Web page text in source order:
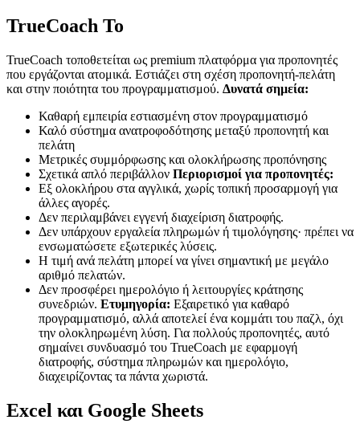
TrueCoach Το
TrueCoach τοποθετείται ως premium πλατφόρμα για προπονητές
που εργάζονται ατομικά. Εστιάζει στη σχέση προπονητή-πελάτη
και στην ποιότητα του προγραμματισμού. Δυνατά σημεία:
Καθαρή εμπειρία εστιασμένη στον προγραμματισμό
Καλό σύστημα ανατροφοδότησης μεταξύ προπονητή και
πελάτη
Μετρικές συμμόρφωσης και ολοκλήρωσης προπόνησης
Σχετικά απλό περιβάλλον Περιορισμοί για προπονητές:
Εξ ολοκλήρου στα αγγλικά, χωρίς τοπική προσαρμογή για
άλλες αγορές.
Δεν περιλαμβάνει εγγενή διαχείριση διατροφής.
Δεν υπάρχουν εργαλεία πληρωμών ή τιμολόγησης· πρέπει να
ενσωματώσετε εξωτερικές λύσεις.
Η τιμή ανά πελάτη μπορεί να γίνει σημαντική με μεγάλο
αριθμό πελατών.
Δεν προσφέρει ημερολόγιο ή λειτουργίες κράτησης
συνεδριών. Ετυμηγορία: Εξαιρετικό για καθαρό
προγραμματισμό, αλλά αποτελεί ένα κομμάτι του παζλ, όχι
την ολοκληρωμένη λύση. Για πολλούς προπονητές, αυτό
σημαίνει συνδυασμό του TrueCoach με εφαρμογή
διατροφής, σύστημα πληρωμών και ημερολόγιο,
διαχειρίζοντας τα πάντα χωριστά.
Excel και Google Sheets